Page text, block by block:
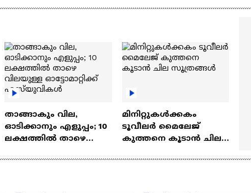
ഫിഫയ്ക്ക് പരാതി നൽകി
മെസ്സിയുടെ പങ്കാളി
താങ്ങാകും വില,
ഓടിക്കാനും എളുപ്പം; 10
ലക്ഷത്തിൽ താഴെ
എസ്‍യുവികൾ
മിനിറ്റുകൾക്കകം
ടൂവീലർ മൈലേജ്
കുത്തനെ കൂടാൻ ചില